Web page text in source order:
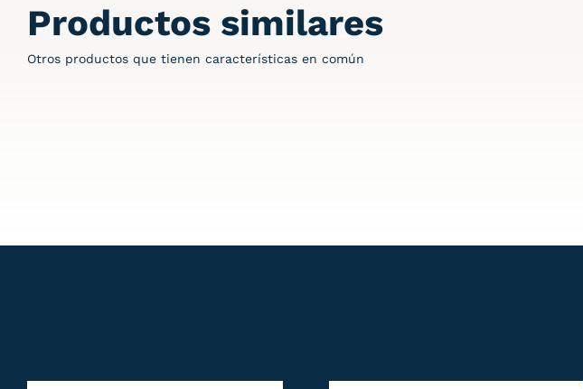
Productos similares
Otros productos que tienen características en común